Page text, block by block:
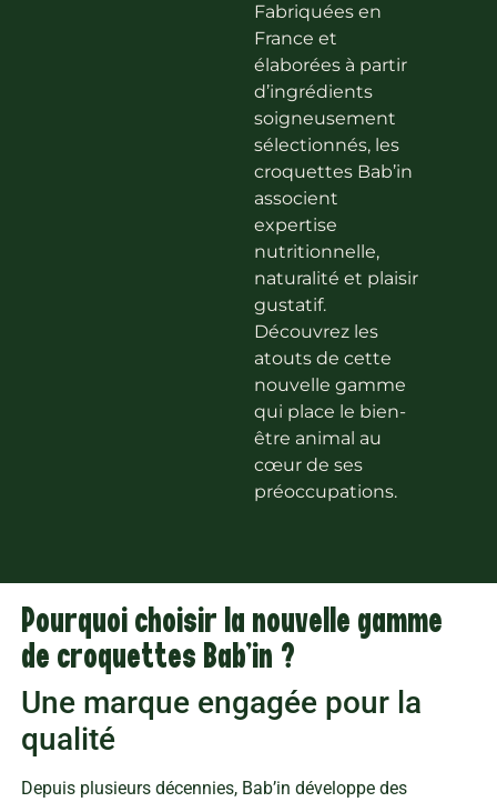
Fabriquées en
France et
élaborées à partir
d’ingrédients
soigneusement
sélectionnés, les
croquettes Bab’in
associent
expertise
nutritionnelle,
naturalité et plaisir
gustatif.
Découvrez les
atouts de cette
nouvelle gamme
qui place le bien-
être animal au
cœur de ses
préoccupations.
Pourquoi choisir la nouvelle gamme
de croquettes Bab'in ?
Une marque engagée pour la
qualité
Depuis plusieurs décennies, Bab’in développe des